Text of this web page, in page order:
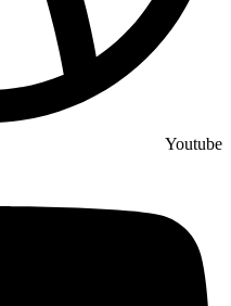
Youtube